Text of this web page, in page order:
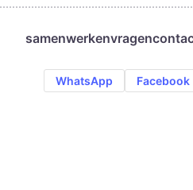
samenwerkenvragen
WhatsApp Facebook